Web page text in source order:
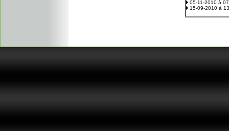
05-11-2010 à
15-09-2010 à